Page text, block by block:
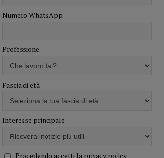
Numero WhatsApp
Professione
Fascia di età
Interesse principale
Procedendo accetti la privacy policy